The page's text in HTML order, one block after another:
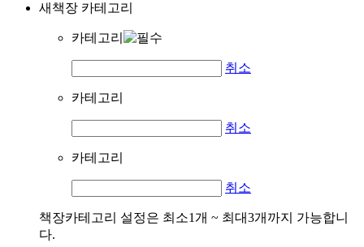
새책장 카테고리
카테고리
취소
카테고리
취소
카테고리
취소
책장카테고리 설정은 최소1개 ~ 최대3개까지 가능합니
다.